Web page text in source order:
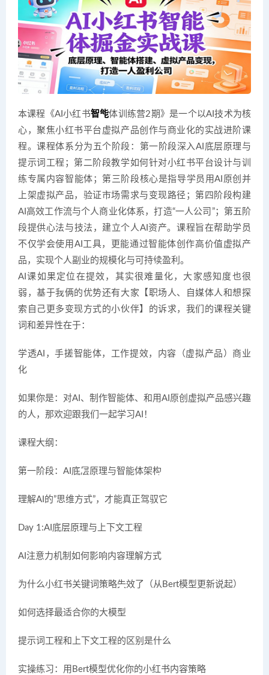
本课程《AI小红书智能体训练营2期》是一个以AI技术为核
心，聚焦小红书平台虚拟产品创作与商业化的实战进阶课
程。课程体系分为五个阶段：第一阶段深入AI底层原理与
提示词工程；第二阶段教学如何针对小红书平台设计与训
练专属内容智能体；第三阶段核心是指导学员用AI原创并
上架虚拟产品，验证市场需求与变现路径；第四阶段构建
AI高效工作流与个人商业化体系，打造“一人公司”；第五阶
段提供心法与技法，建立个人AI资产。课程旨在帮助学员
不仅学会使用AI工具，更能通过智能体创作高价值虚拟产
品，实现个人副业的规模化与可持续盈利。
AI课如果定位在提效，其实很难量化，大家感知度也很
弱，基于我俩的优势还有大家【职场人、自媒体人和想探
索自己更多变现方式的小伙伴】的诉求，我们的课程关键
词和差异性在于：
学透AI，手搓智能体，工作提效，内容（虚拟产品）商业
化
如果你是：对AI、制作智能体、和用AI原创虚拟产品感兴趣
的人，那欢迎跟我们一起学习AI！
课程大纲：
第一阶段：AI底层原理与智能体架构
理解AI的”思维方式”，才能真正驾驭它
Day 1:AI底层原理与上下文工程
AI注意力机制如何影响内容理解方式
为什么小红书关键词策略失效了（从Bert模型更新说起）
如何选择最适合你的大模型
提示词工程和上下文工程的区别是什么
实操练习：用Bert模型优化你的小红书内容策略